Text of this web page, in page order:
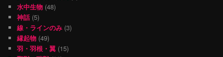
水中生物 (48)
神話 (5)
線・ラインのみ (3)
縁起物 (49)
羽・羽根・翼 (15)